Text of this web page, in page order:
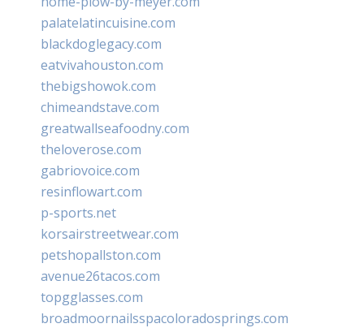
palatelatincuisine.com
blackdoglegacy.com
eatvivahouston.com
thebigshowok.com
chimeandstave.com
greatwallseafoodny.com
theloverose.com
gabriovoice.com
resinflowart.com
p-sports.net
korsairstreetwear.com
petshopallston.com
avenue26tacos.com
topgglasses.com
broadmoornailsspacoloradosprings.com